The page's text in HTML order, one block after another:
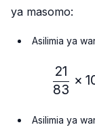
ya masomo:
Asilimia ya
83
21
×
Asilimia ya